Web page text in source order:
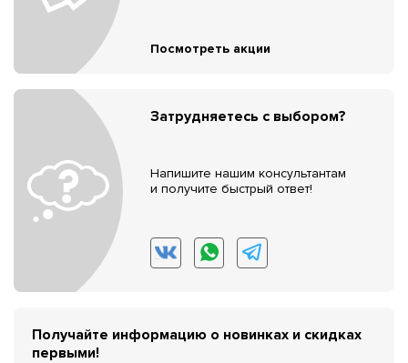
Посмотреть акции
Затрудняетесь с выбором?
Напишите нашим консультантам
и получите быстрый ответ!
Получайте информацию о новинках и скидках
первыми!